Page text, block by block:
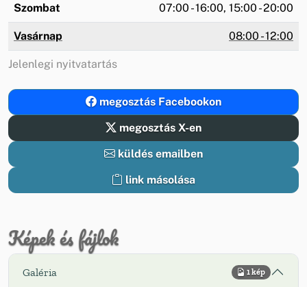
Szombat 07:00 - 16:00, 15:00 - 20:00
Vasárnap 08:00 - 12:00
Jelenlegi nyitvatartás
megosztás Facebookon
megosztás X-en
küldés emailben
link másolása
Képek és fájlok
Galéria 1 kép